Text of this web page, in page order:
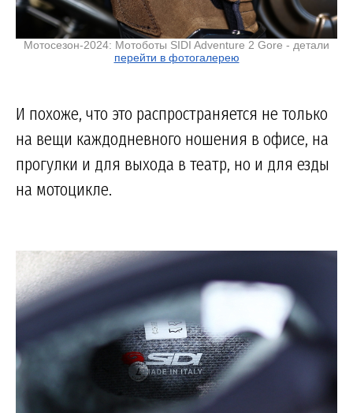
Мотосезон-2024: Мотоботы SIDI Adventure 2 Gore - детали
перейти в фотогалерею
И похоже, что это распространяется не только
на вещи каждодневного ношения в офисе, на
прогулки и для выхода в театр, но и для езды
на мотоцикле.